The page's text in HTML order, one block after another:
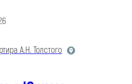
А.Н. Толстого